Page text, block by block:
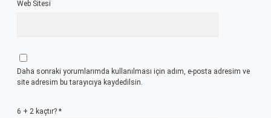
Web Sitesi
Daha sonraki yorumlarımda kullanılması için adım, e-posta adresim ve
site adresim bu tarayıcıya kaydedilsin.
6 + 2 kaçtır? *